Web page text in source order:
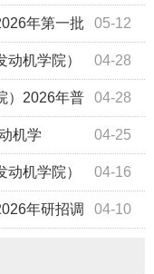
05-12
年第一批
04-28
机学院）
04-28
）2026年普
公示 04-25
机学
公示 04-16
机学院）
示 04-10
年研招调